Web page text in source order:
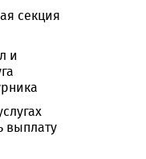
секция
и
выплату